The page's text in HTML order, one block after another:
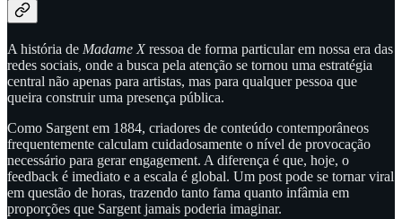
A história de Madame Xressoa de forma particular em nossa era das
redes sociais, onde a busca pela atenção se tornou uma estratégia
central não apenas para artistas, mas para qualquer pessoa que
queira construir uma presença pública.
Como Sargent em 1884, criadores de conteúdo contemporâneos
frequentemente calculam cuidadosamente o nível de provocação
necessário para gerar engagement. A diferença é que, hoje, o
feedback é imediato e a escala é global. Um post pode se tornar viral
em questão de horas, trazendo tanto fama quanto infâmia em
proporções que Sargent jamais poderia imaginar.